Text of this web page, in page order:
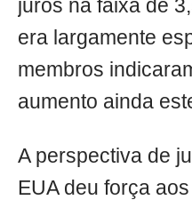
juros na faixa de
era largamente
membros
aumento ainda
A perspectiva de
EUA deu força